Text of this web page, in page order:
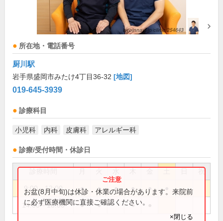
所在地・電話番号
厨川駅
岩手県盛岡市みたけ4丁目36-32 [地図]
019-645-3939
診療科目
小児科 内科 皮膚科 アレルギー科
診療/受付時間・休診日
祝
9:00～12:00 ● ● ● ● ●
14:00～18:00 ● ● ●
お盆(8月中旬)は休診・休業の場合があります。来院前
に必ず医療機関に直接ご確認ください。
×閉じる